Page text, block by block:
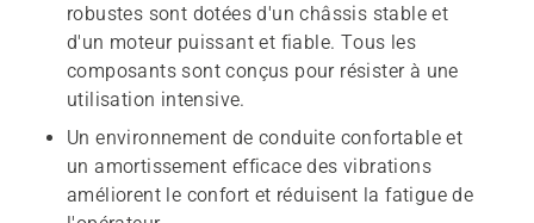
robustes sont dotées d'un châssis stable et
d'un moteur puissant et fiable. Tous les
composants sont conçus pour résister à une
utilisation intensive.
Un environnement de conduite confortable et
un amortissement efficace des vibrations
améliorent le confort et réduisent la fatigue de